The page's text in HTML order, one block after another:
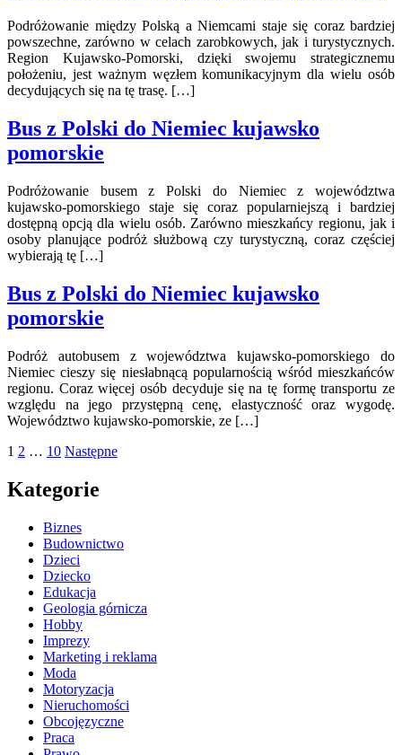
Podróżowanie między Polską a Niemcami staje się coraz bardziej
powszechne, zarówno w celach zarobkowych, jak i turystycznych.
Region Kujawsko-Pomorski, dzięki swojemu strategicznemu
położeniu, jest ważnym węzłem komunikacyjnym dla wielu osób
decydujących się na tę trasę. […]
Bus z Polski do Niemiec kujawsko
pomorskie
Podróżowanie busem z Polski do Niemiec z województwa
kujawsko-pomorskiego staje się coraz popularniejszą i bardziej
dostępną opcją dla wielu osób. Zarówno mieszkańcy regionu, jak i
osoby planujące podróż służbową czy turystyczną, coraz częściej
wybierają tę […]
Bus z Polski do Niemiec kujawsko
pomorskie
Podróż autobusem z województwa kujawsko-pomorskiego do
Niemiec cieszy się niesłabnącą popularnością wśród mieszkańców
regionu. Coraz więcej osób decyduje się na tę formę transportu ze
względu na jego przystępną cenę, elastyczność oraz wygodę.
Województwo kujawsko-pomorskie, ze […]
Stronicowanie
wpisów
1 2 … 10 Następne
Kategorie
Biznes
Budownictwo
Dzieci
Dziecko
Edukacja
Geologia górnicza
Hobby
Imprezy
Marketing i reklama
Moda
Motoryzacja
Nieruchomości
Obcojęzyczne
Praca